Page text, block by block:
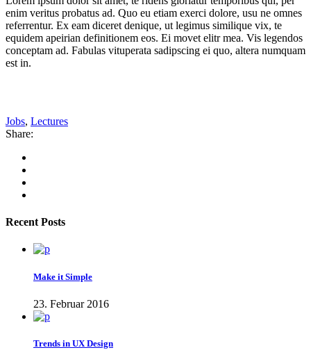
enim veritus probatus ad. Quo eu etiam exerci dolore, usu ne omnes
referrentur. Ex eam diceret denique, ut legimus similique vix, te
equidem apeirian definitionem eos. Ei movet elitr mea. Vis legendos
conceptam ad. Fabulas vituperata sadipscing ei quo, altera numquam
est in.
Jobs, Lectures
Share:
Recent Posts
Make it Simple
23. Februar 2016
Trends in UX Design